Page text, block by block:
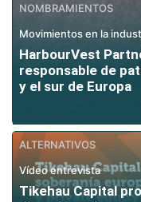
NOMBRAMIENTOS
Movimientos en la
HarbourVest
responsable de
y el sur de Europa
ALTERNATIVOS
Vídeo entrevista
Tikehau Capital